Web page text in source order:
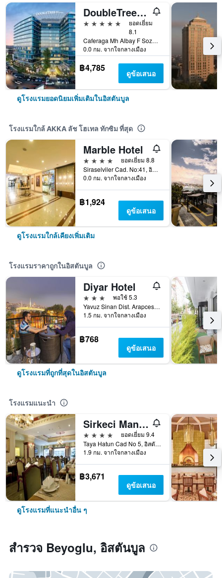
DoubleTree by Hilton Istanbul - Moda
5 ดาว
ยอดเยี่ยม
8.1
Caferaga Mh Albay F Sozdener Cd 31, อิสตันบูล, ตุรเคีย
0.0 กม. จากใจกลางเมือง
฿4,785 ดูข้อเสนอ
ดูโรงแรมยอดนิยมเพิ่มเติมในอิสตันบูล
โรงแรมใกล้ AKKA ลัช โฮเทล ทักซิม ที่สุด
Marble Hotel
4 ดาว
ยอดเยี่ยม 8.8
Siraselviler Cad. No:41, อิสตันบูล, ตุรเคีย
0.0 กม. จากใจกลางเมือง
฿1,924
ดูข้อเสนอ
ดูโรงแรมใกล้เคียงเพิ่มเติม
โรงแรมราคาถูกในอิสตันบูล
Diyar Hotel
3 ดาว
พอใช้ 5.3
Yavuz Sinan Dist. Arapcesme St., 11, อิสตันบูล, ตุรเคีย
1.5 กม. จากใจกลางเมือง
฿768
ดูข้อเสนอ
ดูโรงแรมที่ถูกที่สุดในอิสตันบูล
โรงแรมแนะนำ
Sirkeci Mansion
4 ดาว
ยอดเยี่ยม 9.4
Taya Hatun Cad No 5, อิสตันบูล, ตุรเคีย
1.9 กม. จากใจกลางเมือง
฿3,671
ดูข้อเสนอ
ดูโรงแรมที่แนะนำอื่น ๆ
สำรวจ Beyoglu, อิสตันบูล